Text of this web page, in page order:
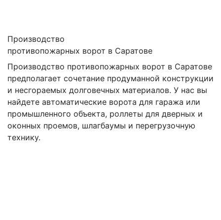
Производство
противопожарных ворот в Саратове
Производство противопожарных ворот в Саратове
предполагает сочетание продуманной конструкции
и несгораемых долговечных материалов. У нас вы
найдете автоматические ворота для гаража или
промышленного объекта, роллеты для дверных и
оконных проемов, шлагбаумы и перегрузочную
технику.